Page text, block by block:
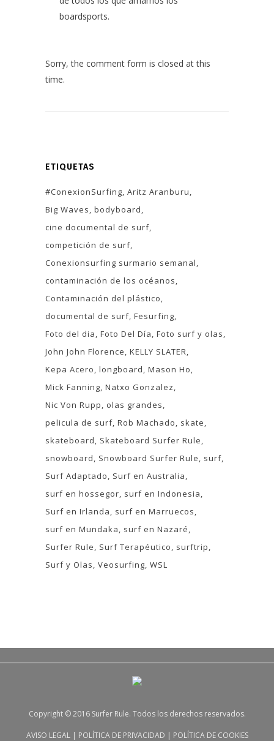
boardsports.
Sorry, the comment form is closed at this
time.
ETIQUETAS
#ConexionSurfing Aritz Aranburu
Big Waves bodyboard
cine documental de surf
competición de surf
Conexionsurfing surmario semanal
contaminación de los océanos
Contaminación del plástico
documental de surf Fesurfing
Foto del dia Foto Del Día Foto surf y olas
John John Florence KELLY SLATER
Kepa Acero longboard Mason Ho
Mick Fanning Natxo Gonzalez
Nic Von Rupp
olas grandes
pelicula de surf Rob Machado
skate
skateboard
Skateboard Surfer Rule
snowboard
Snowboard Surfer Rule
surf
Surf Adaptado
Surf en Australia
surf en hossegor surf en Indonesia
Surf en Irlanda
surf en Marruecos
surf en Mundaka
surf en Nazaré
Surfer Rule
Surf Terapéutico
surftrip
Surf y Olas Veosurfing WSL
Copyright © 2016 Surfer Rule. Todos los derechos reservados.
AVISO LEGAL| POLÍTICA DE PRIVACIDAD | POLÍTICA DE COOKIES